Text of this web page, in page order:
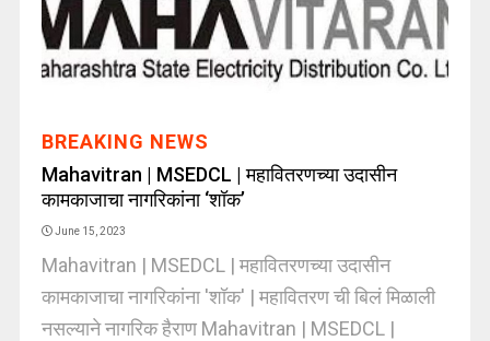
BREAKING NEWS
Mahavitran | MSEDCL | महावितरणच्या उदासीन
कामकाजाचा नागरिकांना ‘शॉक’
June 15, 2023
Mahavitran | MSEDCL | महावितरणच्या उदासीन
कामकाजाचा नागरिकांना 'शॉक' | महावितरण ची बिलं मिळाली
नसल्याने नागरिक हैराण Mahavitran | MSEDCL |